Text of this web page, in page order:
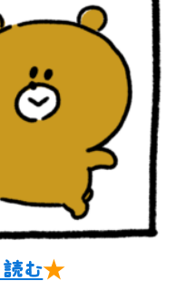
読む★